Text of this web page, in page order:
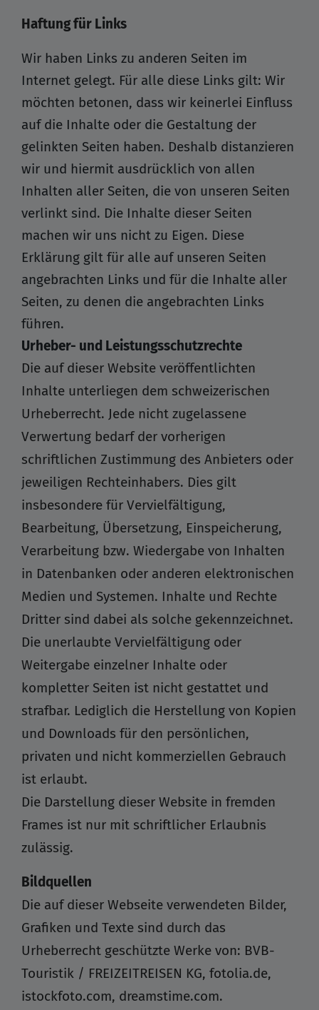
Haftung für Links
Wir haben Links zu anderen Seiten im
Internet gelegt. Für alle diese Links gilt: Wir
möchten betonen, dass wir keinerlei Einfluss
auf die Inhalte oder die Gestaltung der
gelinkten Seiten haben. Deshalb distanzieren
wir und hiermit ausdrücklich von allen
Inhalten aller Seiten, die von unseren Seiten
verlinkt sind. Die Inhalte dieser Seiten
machen wir uns nicht zu Eigen. Diese
Erklärung gilt für alle auf unseren Seiten
angebrachten Links und für die Inhalte aller
Seiten, zu denen die angebrachten Links
führen.
Urheber- und Leistungsschutzrechte
Die auf dieser Website veröffentlichten
Inhalte unterliegen dem schweizerischen
Urheberrecht. Jede nicht zugelassene
Verwertung bedarf der vorherigen
schriftlichen Zustimmung des Anbieters oder
jeweiligen Rechteinhabers. Dies gilt
insbesondere für Vervielfältigung,
Bearbeitung, Übersetzung, Einspeicherung,
Verarbeitung bzw. Wiedergabe von Inhalten
in Datenbanken oder anderen elektronischen
Medien und Systemen. Inhalte und Rechte
Dritter sind dabei als solche gekennzeichnet.
Die unerlaubte Vervielfältigung oder
Weitergabe einzelner Inhalte oder
kompletter Seiten ist nicht gestattet und
strafbar. Lediglich die Herstellung von Kopien
und Downloads für den persönlichen,
privaten und nicht kommerziellen Gebrauch
ist erlaubt.
Die Darstellung dieser Website in fremden
Frames ist nur mit schriftlicher Erlaubnis
zulässig.
Bildquellen
Die auf dieser Webseite verwendeten Bilder,
Grafiken und Texte sind durch das
Urheberrecht geschützte Werke von: BVB-
Touristik / FREIZEITREISEN KG, fotolia.de,
istockfoto.com, dreamstime.com.